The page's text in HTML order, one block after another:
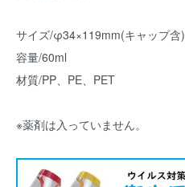
サイズ/φ34×119mm(キャップ含)
容量/60ml
材質/PP、PE、PET
※薬剤は入っていません。